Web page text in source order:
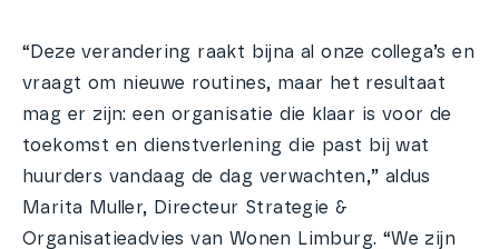
“Deze verandering raakt bijna al onze collega’s en
vraagt om nieuwe routines, maar het resultaat
mag er zijn: een organisatie die klaar is voor de
toekomst en dienstverlening die past bij wat
huurders vandaag de dag verwachten,” aldus
Marita Muller, Directeur Strategie &
Organisatieadvies van Wonen Limburg. “We zijn